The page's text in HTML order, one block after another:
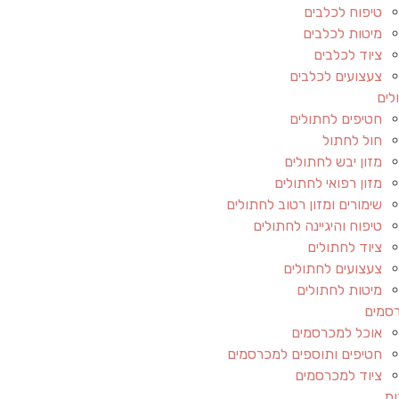
טיפוח לכלבים
מיטות לכלבים
ציוד לכלבים
צעצועים לכלבים
חטיפים לחתולים
חול לחתול
מזון יבש לחתולים
מזון רפואי לחתולים
שימורים ומזון רטוב לחתולים
טיפוח והיגיינה לחתולים
ציוד לחתולים
צעצועים לחתולים
מיטות לחתולים
אוכל למכרסמים
חטיפים ותוספים למכרסמים
ציוד למכרסמים